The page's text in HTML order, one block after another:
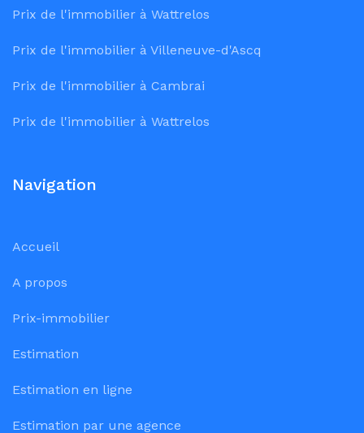
Prix de l'immobilier à Wattrelos
Prix de l'immobilier à Villeneuve-d'Ascq
Prix de l'immobilier à Cambrai
Prix de l'immobilier à Wattrelos
Navigation
Accueil
A propos
Prix-immobilier
Estimation
Estimation en ligne
Estimation par une agence